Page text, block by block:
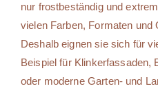
nur frostbeständig und
vielen Farben, Formaten und
Deshalb eignen sie sich für
Beispiel für Klinkerfassaden,
oder moderne Garten- und